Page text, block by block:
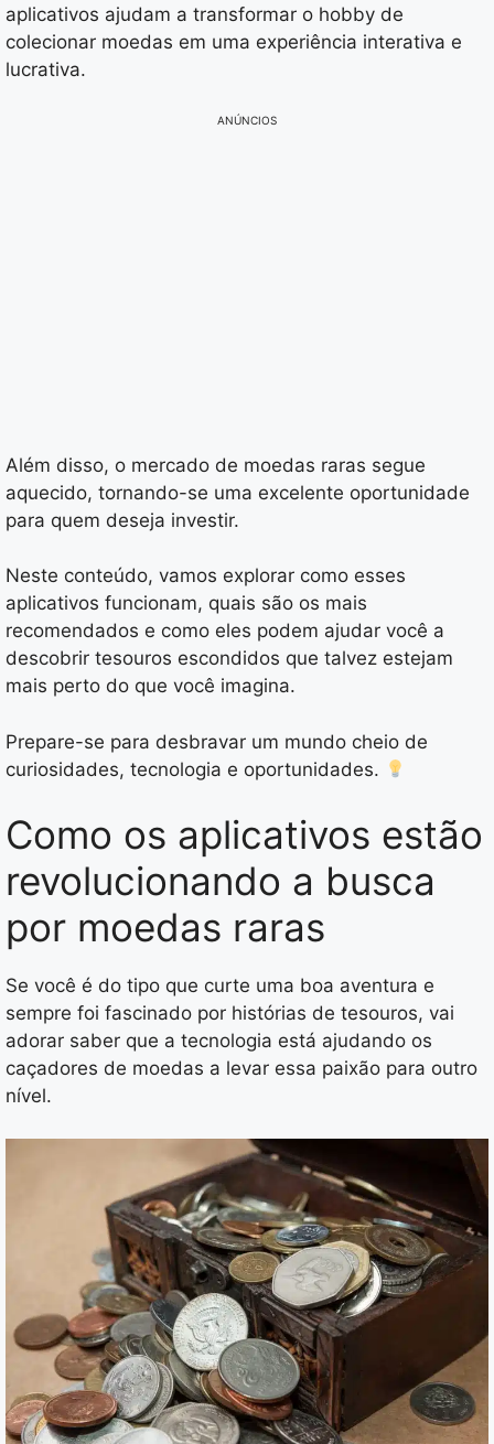
aplicativos ajudam a transformar o hobby de
colecionar moedas em uma experiência interativa e
lucrativa.
ANÚNCIOS
Além disso, o mercado de moedas raras segue
aquecido, tornando-se uma excelente oportunidade
para quem deseja investir.
Neste conteúdo, vamos explorar como esses
aplicativos funcionam, quais são os mais
recomendados e como eles podem ajudar você a
descobrir tesouros escondidos que talvez estejam
mais perto do que você imagina.
Prepare-se para desbravar um mundo cheio de
curiosidades, tecnologia e oportunidades.
Como os aplicativos estão
revolucionando a busca
por moedas raras
Se você é do tipo que curte uma boa aventura e
sempre foi fascinado por histórias de tesouros, vai
adorar saber que a tecnologia está ajudando os
caçadores de moedas a levar essa paixão para outro
nível.